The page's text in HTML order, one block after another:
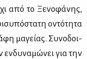
από το Ξε­νο­φά­νης,
οντό­τη­τα
μα­γεί­ας. Συ­νο­δοι­
για την